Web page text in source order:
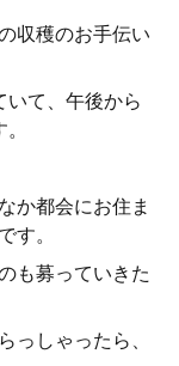
収穫のお手伝い
いて、午後から
か都会にお住ま
す。
も募っていきた
っしゃったら、